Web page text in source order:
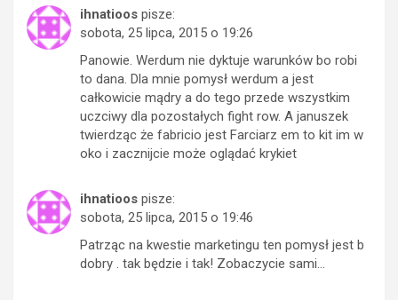
ihnatioos pisze:
sobota, 25 lipca, 2015 o 19:26
Panowie. Werdum nie dyktuje warunków bo robi
to dana. Dla mnie pomysł werdum a jest
całkowicie mądry a do tego przede wszystkim
uczciwy dla pozostałych fight row. A januszek
twierdząc że fabricio jest Farciarz em to kit im w
oko i zacznijcie może oglądać krykiet
ihnatioos pisze:
sobota, 25 lipca, 2015 o 19:46
Patrząc na kwestie marketingu ten pomysł jest b
dobry . tak będzie i tak! Zobaczycie sami…